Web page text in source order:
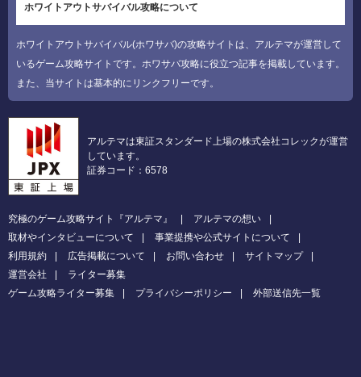
ホワイトアウトサバイバル攻略について
ホワイトアウトサバイバル(ホワサバ)の攻略サイトは、アルテマが運営して
いるゲーム攻略サイトです。ホワサバ攻略に役立つ記事を掲載しています。
また、当サイトは基本的にリンクフリーです。
アルテマは東証スタンダード上場の株式会社コレックが運営
しています。
証券コード：6578
究極のゲーム攻略サイト『アルテマ』
アルテマの想い
取材やインタビューについて
事業提携や公式サイトについて
利用規約
広告掲載について お問い合わせ
サイトマップ
運営会社
ライター募集
ゲーム攻略ライター募集
プライバシーポリシー 外部送信先一覧